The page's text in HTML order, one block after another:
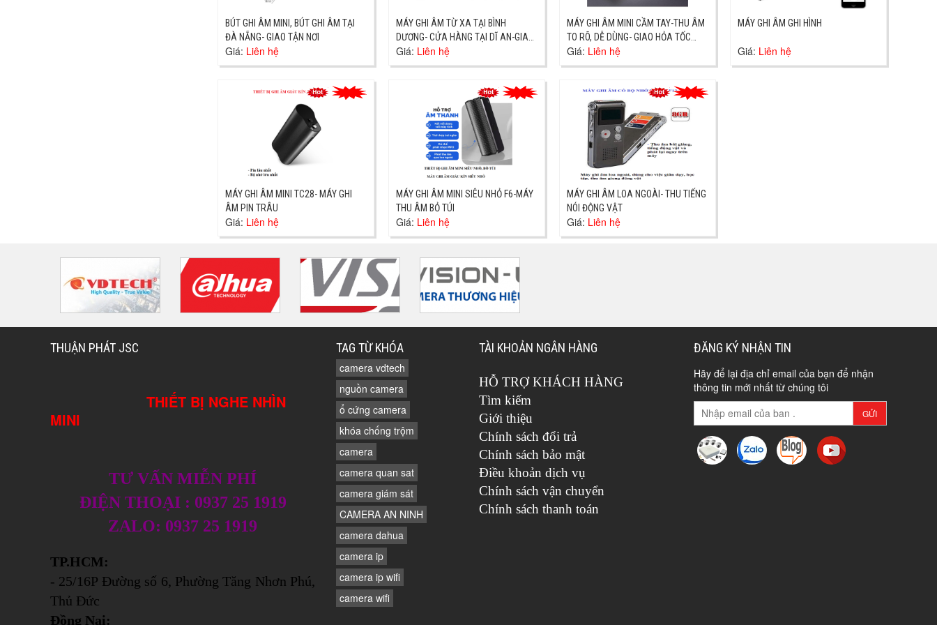
BÚT GHI ÂM MINI, BÚT GHI ÂM TẠI
ĐÀ NẴNG- GIAO TẬN NƠI
Giá: Liên hệ
MÁY GHI ÂM TỪ XA TẠI BÌNH
DƯƠNG- CỬA HÀNG TẠI DĨ AN-GIAO
TẬN NƠI
Giá: Liên hệ
MÁY GHI ÂM MINI CẦM TAY-THU ÂM
TO RÕ, DỄ DÙNG- GIAO HỎA TỐC
30PH
Giá: Liên hệ
MÁY GHI ÂM GHI HÌNH
Giá: Liên hệ
MÁY GHI ÂM MINI TC28- MÁY GHI
ÂM PIN TRÂU
Giá: Liên hệ
MÁY GHI ÂM MINI SIÊU NHỎ F6-MÁY
THU ÂM BỎ TÚI
Giá: Liên hệ
MÁY GHI ÂM LOA NGOÀI- THU TIẾNG
NÓI ĐỘNG VẬT
Giá: Liên hệ
THUẬN PHÁT JSC
THIẾT BỊ NGHE NHÌN
MINI
TƯ VẤN MIỄN PHÍ
ĐIỆN THOẠI : 0937 25 1919
ZALO: 0937 25 1919
TP.HCM:
- 25/16P Đường số 6, Phường Tăng Nhơn Phú,
Thủ Đức
Đồng Nai:
TAG TỪ KHÓA
camera vdtech
nguồn camera
ổ cứng camera
khóa chống trộm
camera
camera quan sat
camera giám sát
CAMERA AN NINH
camera dahua
camera ip
camera ip wifi
camera wifi
TÀI KHOẢN NGÂN HÀNG
HỖ TRỢ KHÁCH HÀNG
Tìm kiếm
Giới thiệu
Chính sách đổi trả
Chính sách bảo mật
Điều khoản dịch vụ
Chính sách vận chuyển
Chính sách thanh toán
ĐĂNG KÝ NHẬN TIN
Hãy để lại địa chỉ email của bạn để nhận
thông tin mới nhất từ chúng tôi
GỬI